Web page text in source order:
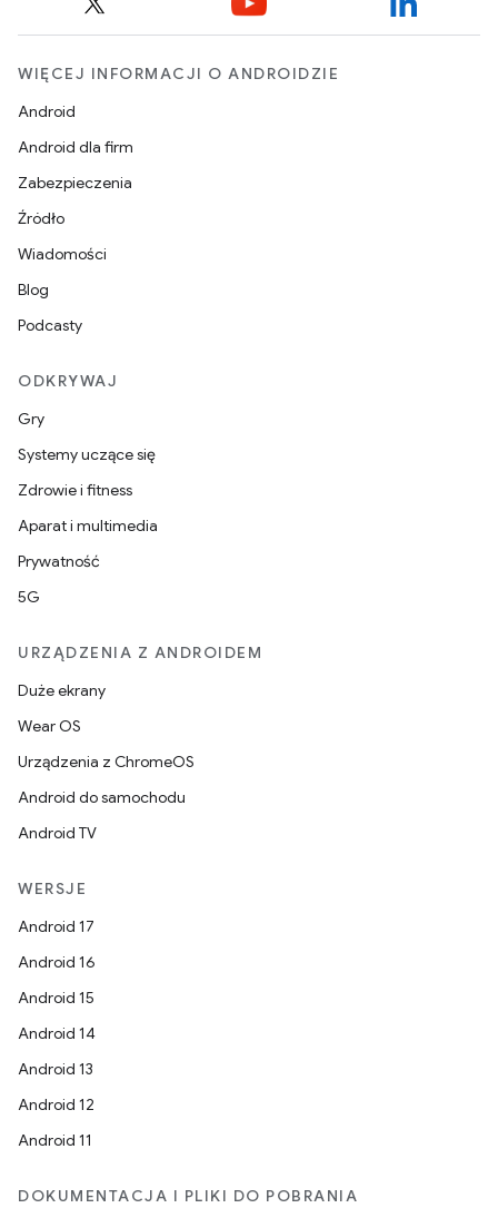
WIĘCEJ INFORMACJI O ANDROIDZIE
Android
Android dla firm
Zabezpieczenia
Źródło
Wiadomości
Blog
Podcasty
ODKRYWAJ
Gry
Systemy uczące się
Zdrowie i fitness
Aparat i multimedia
Prywatność
5G
URZĄDZENIA Z ANDROIDEM
Duże ekrany
Wear OS
Urządzenia z ChromeOS
Android do samochodu
Android TV
WERSJE
Android 17
Android 16
Android 15
Android 14
Android 13
Android 12
Android 11
DOKUMENTACJA I PLIKI DO POBRANIA